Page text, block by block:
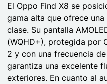
El Oppo Find X8 se
gama alta que ofrece
clase. Su pantalla
(WQHD+), protegida por
2 y con una frecuencia
garantiza una excelente
exteriores. En cuanto al